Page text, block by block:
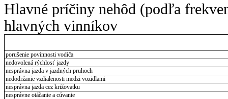
Hlavné príčiny nehôd (podľa
hlavných vinníkov
porušenie povinnosti vodiča
nedovolená rýchlosť jazdy
nesprávna jazda v jazdných pruhoch
nedodržanie vzdialenosti medzi vozidlami
nesprávna jazda cez križovatku
nesprávne otáčanie a cúvanie